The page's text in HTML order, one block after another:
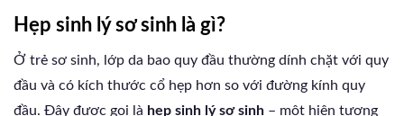
Hẹp sinh lý sơ sinh là gì?
Ở trẻ sơ sinh, lớp da bao quy đầu thường dính chặt với quy
đầu và có kích thước cổ hẹp hơn so với đường kính quy
đầu. Đây được gọi là hẹp sinh lý sơ sinh – một hiện tượng